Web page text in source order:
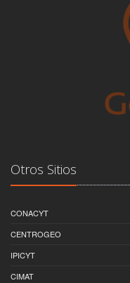
Otros Sitios
CONACYT
CENTROGEO
IPICYT
CIMAT